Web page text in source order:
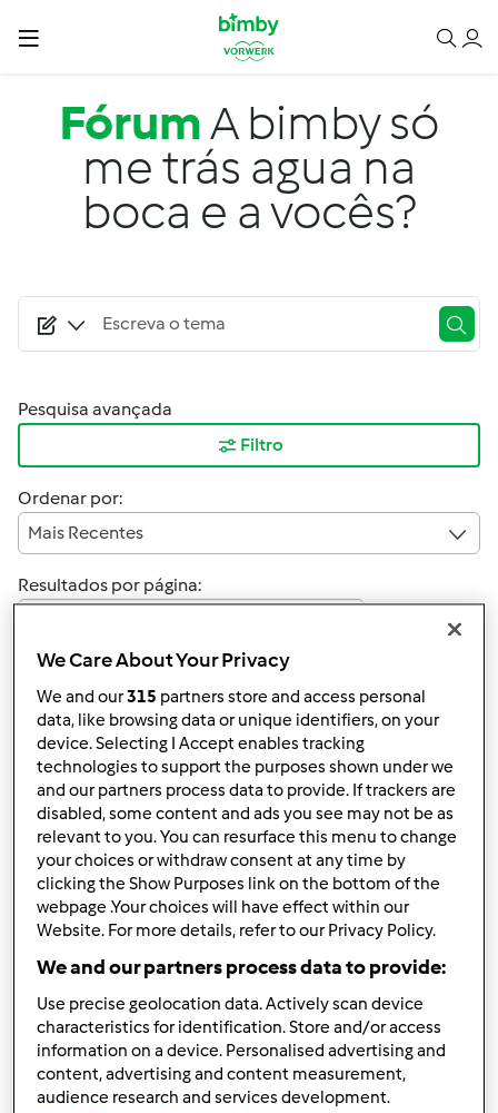
Passar para o conteúdo principal
FórumA bimby só
me trás agua na
boca e a vocês?
Pesquisa avançada
Filtro
Ordenar por:
Mais Recentes
Resultados por página:
4 | Última entrada
Responder mensagem
MJMDS Membro desde : 19.04.2016
Ter, 2016-12-27 11:54
Olá a todos, concordo demorei a decidir a compra mas
agora sou MEGA fã
Bons cozinhados
Topo
We Care About Your Privacy
We and our315 partners store and access personal
data, like browsing data or unique identifiers, on your
device. Selecting I Accept enables tracking
technologies to support the purposes shown under we
and our partners process data to provide. If trackers are
disabled, some content and ads you see may not be as
relevant to you. You can resurface this menu to change
your choices or withdraw consent at any time by
clicking the Show Purposes link on the bottom of the
webpage .Your choices will have effect within our
Website. For more details, refer to our Privacy Policy.
We and our partners process data to provide:
Use precise geolocation data. Actively scan device
characteristics for identification. Store and/or access
information on a device. Personalised advertising and
content, advertising and content measurement,
audience research and services development.